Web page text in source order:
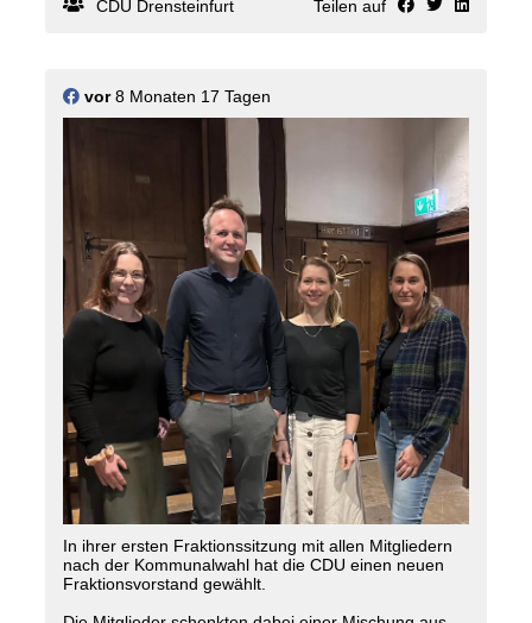
#drensteinfurt
CDU Drensteinfurt Teilen auf
vor8 Monaten 17 Tagen
In ihrer ersten Fraktionssitzung mit allen Mitgliedern
nach der Kommunalwahl hat die CDU einen neuen
Fraktionsvorstand gewählt.